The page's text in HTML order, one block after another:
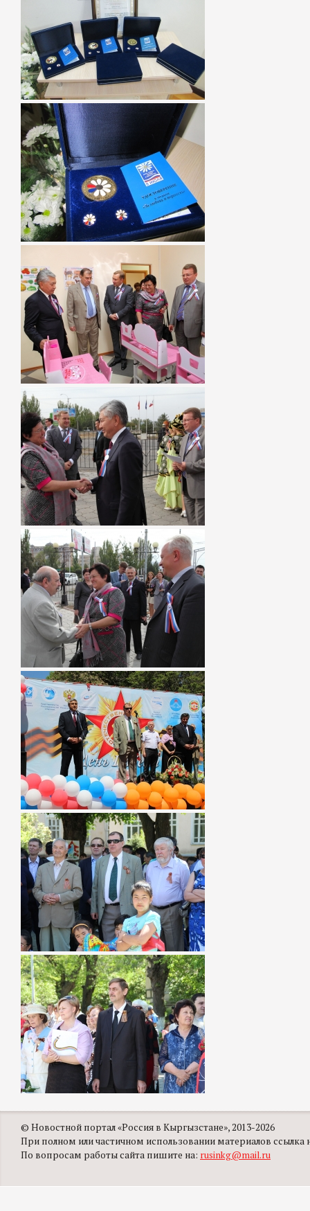
© Новостной портал «Россия в Кыргызстане», 2013-2026
При полном или частичном использовании материалов ссылка
По вопросам работы сайта пишите на: rusinkg@mail.ru